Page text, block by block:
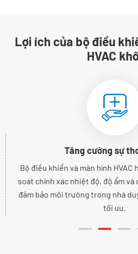
Lợi ích của bộ điều
HVAC
Tăng cường sự
Bộ điều khiển và màn hình HVAC
soát chính xác nhiệt độ, độ ẩm
đảm bảo môi trường trong nhà
tối ưu.